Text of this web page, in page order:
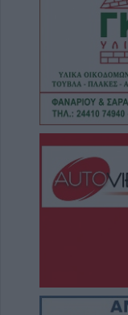
8 Αυγούστου 2026,
Ανασύρθηκε
ηλικιωμένος
8 Αυγούστου 2026,
Χ.
παρούσα
στους
8 Αυγούστου 2026,
Σίσκος Α.
Πάρος:
Υπεγράφη η